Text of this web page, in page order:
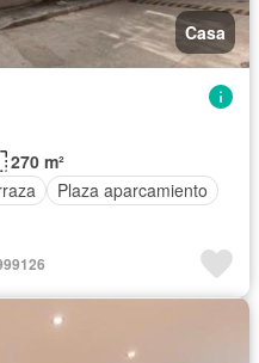
Casa
270 m²
Plaza aparcamiento